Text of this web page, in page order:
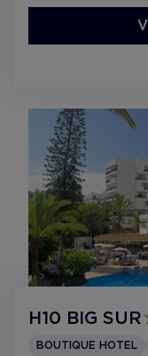
H10 BIG SUR
BOUTIQUE HOTEL